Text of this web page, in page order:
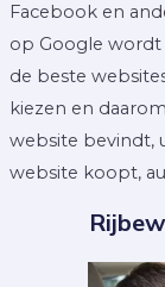
Facebook en
op Google wordt
de beste
kiezen en
website bevindt,
website koopt,